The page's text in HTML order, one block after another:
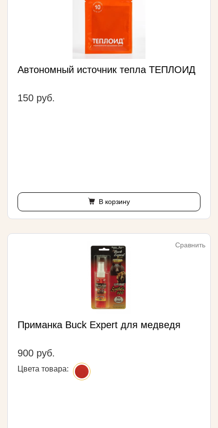
Автономный источник тепла ТЕПЛОИД
150 руб.
В корзину
Сравнить
Приманка Buck Expert для медведя
900 руб.
Цвета товара: